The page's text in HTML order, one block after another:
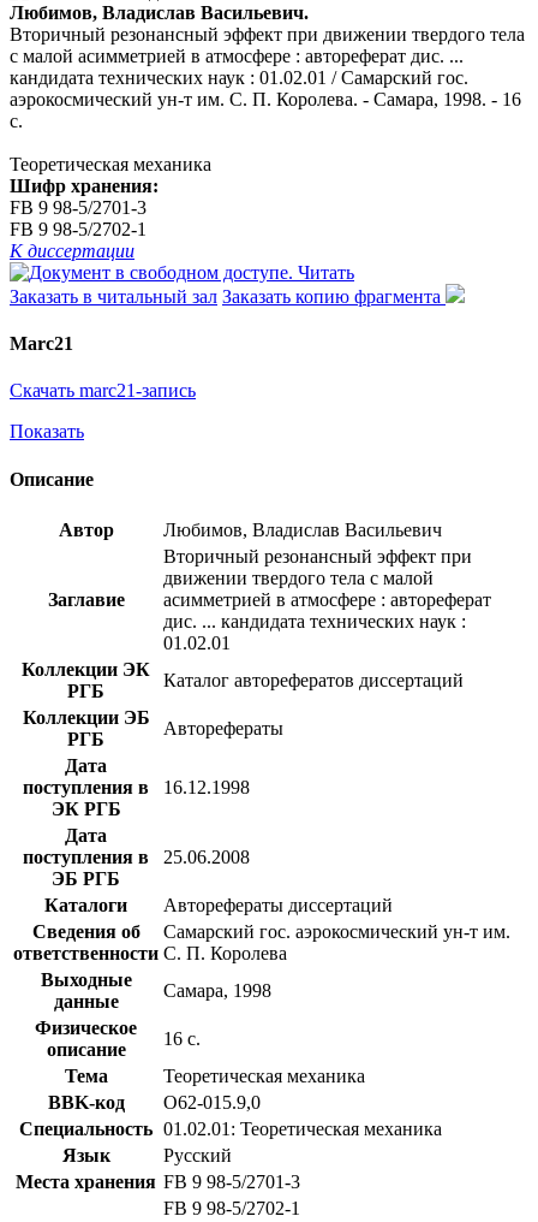
Любимов, Владислав Васильевич.
Вторичный резонансный эффект при движении твердого тела
с малой асимметрией в атмосфере : автореферат дис. ...
кандидата технических наук : 01.02.01 / Самарский гос.
аэрокосмический ун-т им. С. П. Королева. - Самара, 1998. - 16
с.
Теоретическая механика
Шифр хранения:
FB 9 98-5/2701-3
FB 9 98-5/2702-1
К диссертации
Читать
Заказать в читальный зал Заказать копию фрагмента
Marc21
Скачать marc21-запись
Показать
Описание
Автор Любимов, Владислав Васильевич
Заглавие
Вторичный резонансный эффект при
движении твердого тела с малой
асимметрией в атмосфере : автореферат
дис. ... кандидата технических наук :
01.02.01
Коллекции ЭК
РГБ
Каталог авторефератов диссертаций
Коллекции ЭБ
РГБ
Авторефераты
Дата
поступления в
ЭК РГБ
16.12.1998
Дата
поступления в
ЭБ РГБ
25.06.2008
Каталоги
Авторефераты диссертаций
Сведения об
ответственности
Самарский гос. аэрокосмический ун-т им.
С. П. Королева
Выходные
данные
Самара, 1998
Физическое
описание
16 с.
Тема
Теоретическая механика
BBK-код
О62-015.9,0
Специальность 01.02.01: Теоретическая механика
Язык
Русский
Места хранения FB 9 98-5/2701-3
FB 9 98-5/2702-1